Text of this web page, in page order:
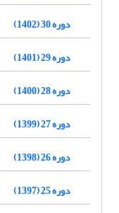
دوره 30 (1402)
دوره 29 (1401)
دوره 28 (1400)
دوره 27 (1399)
دوره 26 (1398)
دوره 25 (1397)